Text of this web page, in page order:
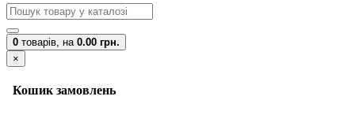
0 товарів, на 0.00 грн.
×
Кошик замовлень